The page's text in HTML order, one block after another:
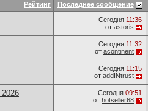
Рейтинг Последнее сообщение
Сегодня 11:36
от astoris
Сегодня 11:32
от acontinent
Сегодня 11:15
от addINtrust
Сегодня 09:51
от hotseller68